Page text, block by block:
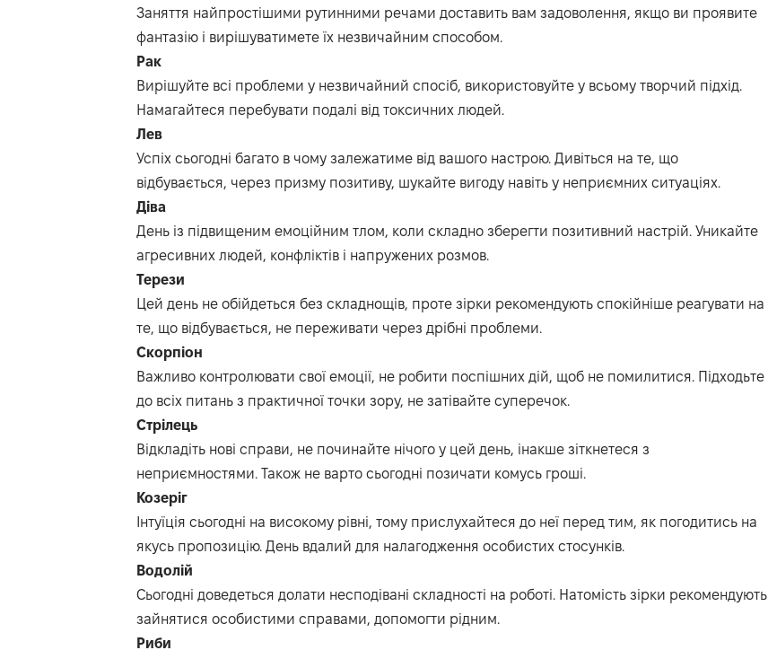
Заняття найпростішими рутинними речами доставить вам задоволення, якщо ви проявите
фантазію і вирішуватимете їх незвичайним способом.
Рак
Вирішуйте всі проблеми у незвичайний спосіб, використовуйте у всьому творчий підхід.
Намагайтеся перебувати подалі від токсичних людей.
Лев
Успіх сьогодні багато в чому залежатиме від вашого настрою. Дивіться на те, що
відбувається, через призму позитиву, шукайте вигоду навіть у неприємних ситуаціях.
Діва
День із підвищеним емоційним тлом, коли складно зберегти позитивний настрій. Уникайте
агресивних людей, конфліктів і напружених розмов.
Терези
Цей день не обійдеться без складнощів, проте зірки рекомендують спокійніше реагувати на
те, що відбувається, не переживати через дрібні проблеми.
Скорпіон
Важливо контролювати свої емоції, не робити поспішних дій, щоб не помилитися. Підходьте
до всіх питань з практичної точки зору, не затівайте суперечок.
Стрілець
Відкладіть нові справи, не починайте нічого у цей день, інакше зіткнетеся з
неприємностями. Також не варто сьогодні позичати комусь гроші.
Козеріг
Інтуїція сьогодні на високому рівні, тому прислухайтеся до неї перед тим, як погодитись на
якусь пропозицію. День вдалий для налагодження особистих стосунків.
Водолій
Сьогодні доведеться долати несподівані складності на роботі. Натомість зірки рекомендують
зайнятися особистими справами, допомогти рідним.
Риби